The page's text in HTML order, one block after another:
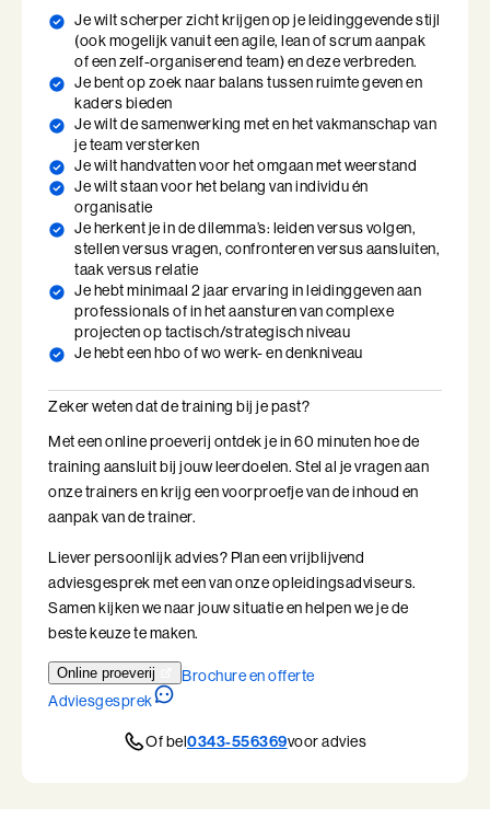
Ik en de Anderen
Ik en de Anderen (BaakBoost)
Invloed in Complexiteit
Inzicht in Ambitie
Jouw Kracht in Culturele Diversiteit
Leiden van Veranderingen
Leiden van Veranderingen (BaakBoost)
Leiderschap door Vrouwen
Leiderschap en Reflectie in de Publieke Sector
Leiderschap en Reflectie in de Publieke Sector (BaakBoost)
Leiderschap, Mens en Technologie
Leidinggeven aan eigenwijze Professionals
Leidinggeven aan eigenwijze Professionals (BaakBoost)
Leren Leiden (BaakBoost)
Management van Mensen
aansturing effectief en succesvol? In deze training leer je van en
met elkaar. Je verdiept je leidinggevende vaardigheden aan de
hand van de theorie van outputsturing. De context van je eigen
werk is daarbij het uitgangspunt.
Inspirerend en stimulerend om bezig te zijn
met heel verschillende mensen die toch
op een bepaalde manier in hetzelfde
schuitje zitten.
Je wilt scherper zicht krijgen op je leidinggevende stijl
(ook mogelijk vanuit een agile, lean of scrum aanpak
of een zelf-organiserend team) en deze verbreden.
Je bent op zoek naar balans tussen ruimte geven en
kaders bieden
Je wilt de samenwerking met en het vakmanschap van
je team versterken
Je wilt handvatten voor het omgaan met weerstand
Je wilt staan voor het belang van individu én
organisatie
Je herkent je in de dilemma’s: leiden versus volgen,
stellen versus vragen, confronteren versus aansluiten,
taak versus relatie
Je hebt minimaal 2 jaar ervaring in leidinggeven aan
professionals of in het aansturen van complexe
projecten op tactisch/strategisch niveau
Je hebt een hbo of wo werk- en denkniveau
Zeker weten dat de training bij je past?
Met een online proeverij ontdek je in 60 minuten hoe de
training aansluit bij jouw leerdoelen. Stel al je vragen aan
onze trainers en krijg een voorproefje van de inhoud en
aanpak van de trainer.
Liever persoonlijk advies? Plan een vrijblijvend
adviesgesprek met een van onze opleidingsadviseurs.
Samen kijken we naar jouw situatie en helpen we je de
beste keuze te maken.
Online proeverij
Brochure en offerte
Adviesgesprek
Of bel0343-556369voor advies